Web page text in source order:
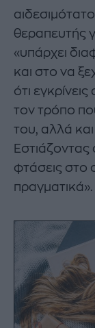
θεραπευτής
«υπάρχει
και στο να
ότι
τον τρόπο
του, αλλά
Εστιάζοντας
φτάσεις στο
πραγματικά».